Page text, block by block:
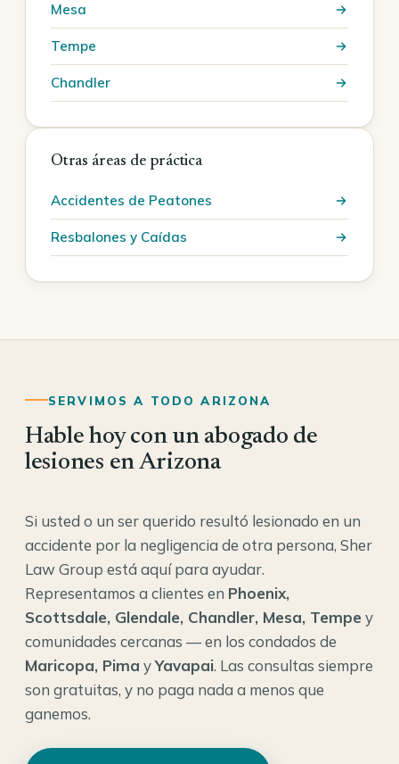
Mesa
Tempe
Chandler
Otras áreas de práctica
Accidentes de Peatones
Resbalones y Caídas
SERVIMOS A TODO ARIZONA
Hable hoy con un abogado de
lesiones en Arizona
Si usted o un ser querido resultó lesionado en un
accidente por la negligencia de otra persona, Sher
Law Group está aquí para ayudar.
Representamos a clientes en Phoenix,
Scottsdale, Glendale, Chandler, Mesa, Tempe y
comunidades cercanas — en los condados de
Maricopa, Pima yYavapai. Las consultas siempre
son gratuitas, y no paga nada a menos que
ganemos.